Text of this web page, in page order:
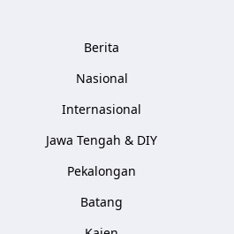
Berita
Nasional
Internasional
Jawa Tengah & DIY
Pekalongan
Batang